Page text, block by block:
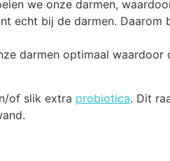
we onze darmen,
echt bij de darmen. Daarom
darmen optimaal
of slik extra probiotica. Dit